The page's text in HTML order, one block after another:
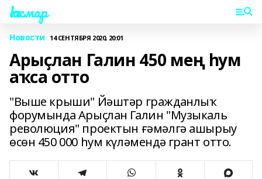
Һаҡмар
Новости 14 СЕНТЯБРЯ 2020, 20:01
Арыҫлан Галин 450 мең һум
аҡса отто
"Выше крыши" Йәштәр гражданлыҡ
форумында Арыҫлан Галин "Музыкаль
революция" проектын ғәмәлгә ашырыу
өсөн 450 000 һум күләмендә грант отто.